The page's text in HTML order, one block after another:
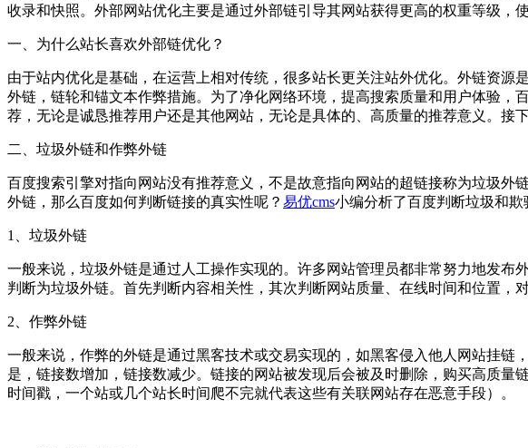
收录和快照。外部网站优化主要是通过外部链引导其网站获得更高的权重等级，
一、为什么站长喜欢外部链优化？
由于站内优化是基础，在运营上相对传统，很多站长更关注站外优化。外链资
外链，链轮和锚文本作弊措施。为了净化网络环境，提高搜索质量和用户体验
荐，无论是诚恳推荐用户还是其他网站，无论是具体的、高质量的推荐意义。接
二、垃圾外链和作弊外链
百度搜索引擎对指向网站没有推荐意义，不是故意指向网站的超链接称为垃圾
外链，那么百度如何判断链接的真实性呢？ 易优cms小编分析了百度判断垃圾和
1、垃圾外链
一般来说，垃圾外链是通过人工操作实现的。许多网站管理员都非常努力地发
判断为垃圾外链。首先判断内容相关性，其次判断网站质量、在线时间和位置，
2、作弊外链
一般来说，作弊的外链是通过黑客技术或交易实现的，如黑客侵入他人网站挂
是，链接数增加，链接数减少。链接的网站被发现后会被及时删除，购买高质
时间戳，一个站或几个站长时间爬不完就代表这些有关联网站存在恶意手段）。